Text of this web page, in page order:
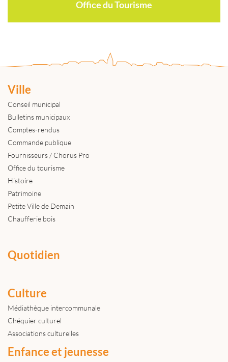
Office du Tourisme
Ville
Conseil municipal
Bulletins municipaux
Comptes-rendus
Commande publique
Fournisseurs / Chorus Pro
Office du tourisme
Histoire
Patrimoine
Petite Ville de Demain
Chaufferie bois
Quotidien
Culture
Médiathèque intercommunale
Chéquier culturel
Associations culturelles
Enfance et jeunesse